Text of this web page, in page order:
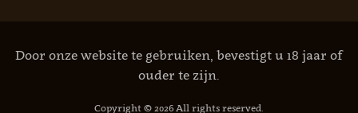
Door onze website te gebruiken, bevestigt u 18 jaar of
ouder te zijn.
Copyright © 2026 All rights reserved.